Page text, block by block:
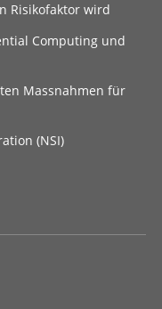
Risikofaktor wird
Computing und
Massnahmen für
(NSI)